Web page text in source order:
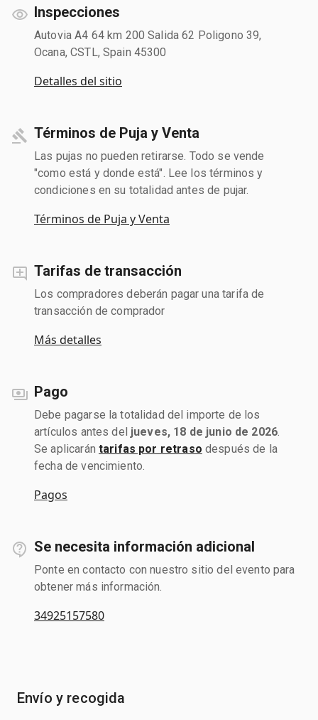
Inspecciones
Autovia A4 64 km 200 Salida 62 Poligono 39,
Ocana, CSTL, Spain 45300
Detalles del sitio
Términos de Puja y Venta
Las pujas no pueden retirarse. Todo se vende
"como está y donde está". Lee los términos y
condiciones en su totalidad antes de pujar.
Términos de Puja y Venta
Tarifas de transacción
Los compradores deberán pagar una tarifa de
transacción de comprador
Más detalles
Pago
Debe pagarse la totalidad del importe de los
artículos antes del jueves, 18 de junio de 2026
Se aplicarán tarifas por retraso después de la
fecha de vencimiento.
Pagos
Se necesita información adicional
Ponte en contacto con nuestro sitio del evento para
obtener más información.
34925157580
Envío y recogida